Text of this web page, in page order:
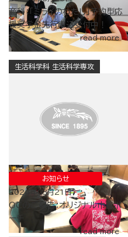
商科：「ミライのわたし」予約型応
援奨学金先行申込受付中！
read more
生活科学科 生活科学専攻
お知らせ
2024年03月21日
OCのご報告：オリジナル巾着ポ
ーチ
read more